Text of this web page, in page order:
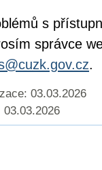
s
správce
.
03.03.2026
03.03.2026